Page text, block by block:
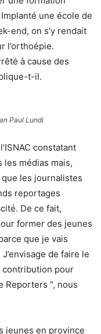
une école de
end, on s’y rendait
l’orthoépie.
à cause des
t-il.
Paul Lundi
constatant
les médias mais,
les journalistes
reportages
De ce fait,
former des jeunes
que je vais
de faire le
contribution pour
Reporters ”, nous
jeunes en province